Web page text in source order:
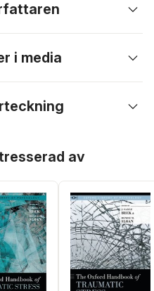
i media
av